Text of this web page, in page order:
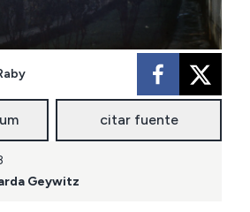
citar fuente
Geywitz